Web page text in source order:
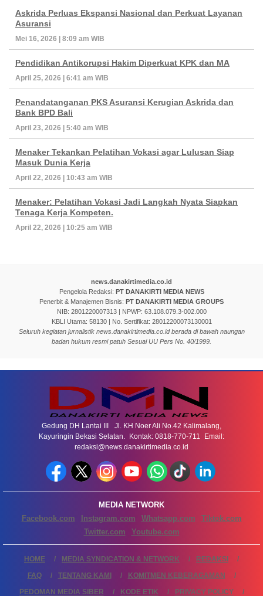
Askrida Perluas Ekspansi Nasional dan Perkuat Layanan
Asuransi
Mei 16, 2026 | 8:09 am WIB
Pendidikan Antikorupsi Hakim Diperkuat KPK dan MA
April 25, 2026 | 6:41 am WIB
Penandatanganan PKS Asuransi Kerugian Askrida dan
Bank BPD Bali
April 23, 2026 | 5:40 am WIB
Menaker Tekankan Pelatihan Vokasi agar Lulusan Siap
Masuk Dunia Kerja
April 22, 2026 | 10:43 am WIB
Menaker: Pelatihan Vokasi Jadi Langkah Nyata Siapkan
Tenaga Kerja Kompeten.
April 22, 2026 | 10:25 am WIB
news.danakirtimedia.co.id
Pengelola Redaksi: PT DANAKIRTI MEDIA NEWS
Penerbit & Manajemen Bisnis: PT DANAKIRTI MEDIA GROUPS
NIB: 2801220007313 | NPWP: 63.108.079.3-002.000
KBLI Utama: 58130 | No. Sertifikat: 28012200073130001
Seluruh kegiatan jurnalistik news.danakirtimedia.co.id berada di bawah naungan
badan hukum resmi patuh Sesuai UU Pers No. 40/1999.
Gedung DH Lantai III Jl. KH Noer Ali No.42 Kalimalang,
Kayuringin Bekasi Selatan. Kontak: 0818-770-711 Email:
redaksi@news.danakirtimedia.co.id
MEDIA NETWORK
Facebook.com
Instagram.com Whatsapp.com
Tiktok.com
Twitter.com
Youtube.com
HOME MEDIA SYNDICATION & NETWORK
REDAKSI
FAQ
TENTANG KAMI
KOMITMEN KEBERAGAMAN
PEDOMAN MEDIA SIBER
KODE ETIK
PRIVACY POLICY